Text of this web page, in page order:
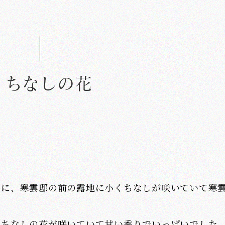
ちなしの花
、寒雲邸の前の露地に小くちなしが咲いていて寒